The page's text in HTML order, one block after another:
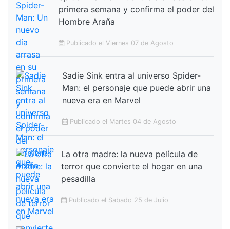
primera semana y confirma el poder del
Hombre Araña
Publicado el Viernes 07 de Agosto
Sadie Sink entra al universo Spider-
Man: el personaje que puede abrir una
nueva era en Marvel
Publicado el Martes 04 de Agosto
La otra madre: la nueva película de
terror que convierte el hogar en una
pesadilla
Publicado el Sabado 25 de Julio